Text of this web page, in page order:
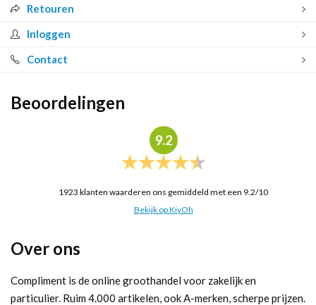
Retouren
Inloggen
Contact
Beoordelingen
9.2
1923 klanten waarderen ons gemiddeld met een 9.2/10
Bekijk op KiyOh
Over ons
Compliment is de online groothandel voor zakelijk en
particulier. Ruim 4.000 artikelen, ook A-merken, scherpe prijzen.